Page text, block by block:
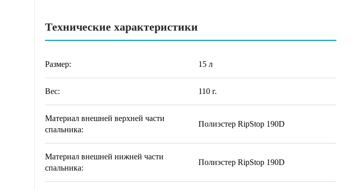
Технические характеристики
Размер: 15 л
Вес: 110 г.
Материал внешней верхней части
спальника:
Полиэстер RipStop 190D
Материал внешней нижней части
спальника:
Полиэстер RipStop 190D